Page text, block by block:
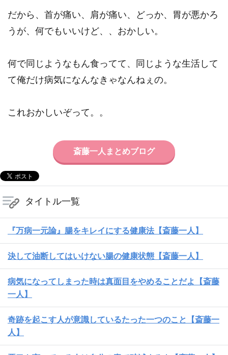
だから、首が痛い、肩が痛い、どっか、胃が悪かろ
うが、何でもいいけど、、おかしい。
何で同じようなもん食ってて、同じような生活して
て俺だけ病気になんなきゃなんねぇの。
これおかしいぞって。。
斎藤一人まとめブログ
タイトル一覧
『万病一元論』腸をキレイにする健康法【斎藤一人】
決して油断してはいけない腸の健康状態【斎藤一人】
病気になってしまった時は真面目をやめることだよ【斎藤
一人】
奇跡を起こす人が意識しているたった一つのこと【斎藤一
人】